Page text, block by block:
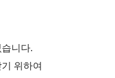
니다.
위하여